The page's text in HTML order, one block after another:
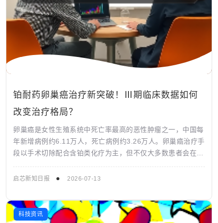
铂耐药卵巢癌治疗新突破！Ⅲ期临床数据如何
改变治疗格局？
卵巢癌是女性生殖系统中死亡率最高的恶性肿瘤之一，中国每
年新增病例约6.11万人，死亡病例约3.26万人。卵巢癌治疗手
段以手术切除配合含铂类化疗为主，但不仅大多数患者会在初
启芯新知日报 2026-07-13
科技资讯